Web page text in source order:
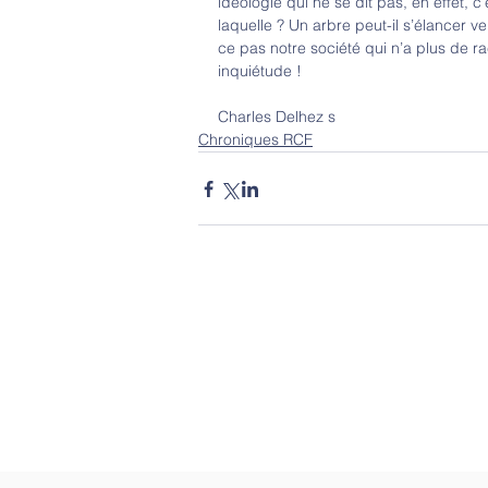
laquelle ? Un arbre peut-il s’élancer
ce pas notre société qui n’a plus de
inquiétude !
Charles Delhez s
Chroniques RCF